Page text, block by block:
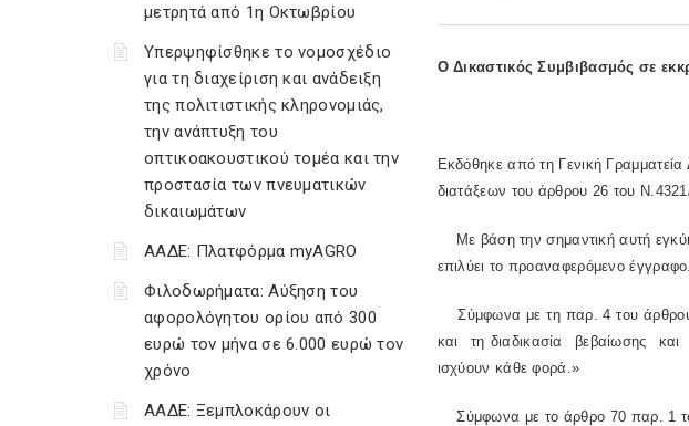
μετρητά από 1η Οκτωβρίου
Υπερψηφίσθηκε το νομοσχέδιο
για τη διαχείριση και ανάδειξη
της πολιτιστικής κληρονομιάς,
την ανάπτυξη του
οπτικοακουστικού τομέα και την
προστασία των πνευματικών
δικαιωμάτων
ΑΑΔΕ: Πλατφόρμα myAGRO
Φιλοδωρήματα: Αύξηση του
αφορολόγητου ορίου από 300
ευρώ τον μήνα σε 6.000 ευρώ τον
χρόνο
ΑΑΔΕ: Ξεμπλοκάρουν οι
Ο Δικαστικός Συμβιβασμός σε
Εκδόθηκε από τη Γενική
διατάξεων του άρθρου 26 του
Με βάση την σημαντική αυτή
επιλύει το προαναφερόμενο έγγραφο.
Σύμφωνα με τη παρ. 4 του άρθρου
και τη διαδικασία βεβαίωσης
ισχύουν κάθε φορά.»
Σύμφωνα με το άρθρο 70 παρ. 1